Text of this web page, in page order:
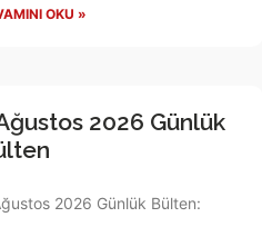
OKU »
2026 Günlük
2026 Günlük Bülten: